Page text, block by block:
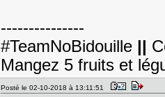
---------------
#TeamNoBidouille ||
Mangez 5 fruits et
Posté le 02-10-2018 à 13:11:51